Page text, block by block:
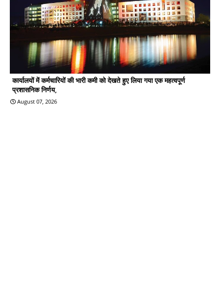
कार्यालयों में कर्मचारियों की भारी कमी को देखते हुए लिया गया एक महत्वपूर्ण
प्रशासनिक निर्णय,
August 07, 2026